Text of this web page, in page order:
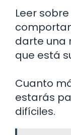
Leer
darte una
que está
Cuanto
estarás
difíciles.